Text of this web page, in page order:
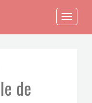
Toggle
de